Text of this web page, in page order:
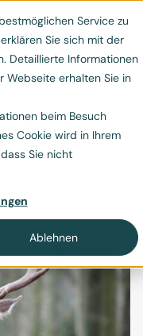
Service zu
Sie sich mit der
Detaillierte Informationen
Webseite erhalten Sie in
beim Besuch
Cookie wird in Ihrem
Sie nicht
Ablehnen
– Ein
fallen
Riese stirbt